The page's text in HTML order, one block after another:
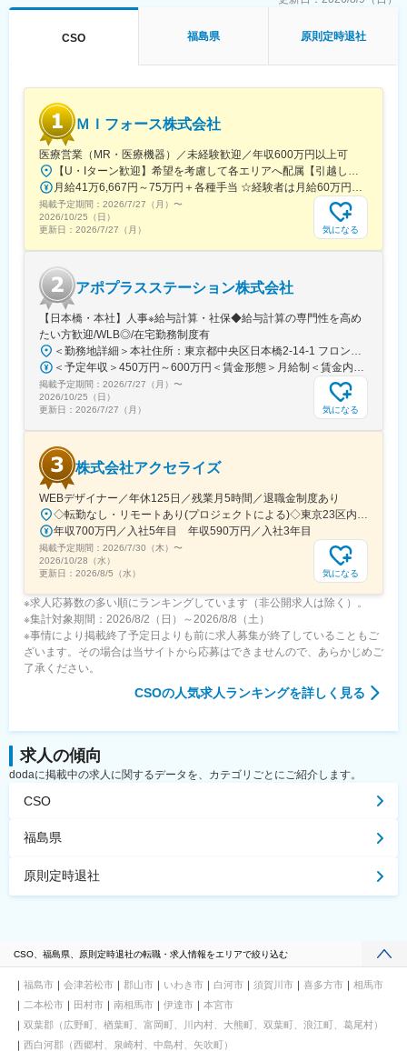
な領域を経験できる点が魅力のひとつだと感じていらっしゃいま
日当の支給の他、退職金や団体保険制度、単身赴任手当や月1回の
帰省交通費の支給など福利厚生が充実しており、長期就業される
社員が多いのも特徴です。ご年収に関しては現年収を最大限考慮
させていただきます。（オファー年収：正社員採用の場合750～
900万円前後 ※ご経験等によって前後する可能性がございます）
（３）勤務地考慮：当社の選考時には、希望エリアの都道府県を5
つ順位づけて選んでいただきます。約8割の方が5位以内のエリア
で働いていただいており、腰を据えて勤務できる環境です。1stPJ
以降の転勤頻度に関しては人それぞれではありますが、中には同
じエリアで5年以上勤務している社員の例もございます。
CSO 福島県 原則定時退社
ＭＩフォース株式会社
医療営業（MR・医療機器）／未経験歓迎／年収600万円以上可
【U・Iターン歓迎】希望を考慮して各エリアへ配属【引越し代は会社全額負担】■本社 東京都中央区築地1-13-1 銀座松竹スクエア9F■勤務エリア：（1）北海道：北海道（2）東北：青森・秋田・岩手・山形・宮城・福島（3）関東：東京・神奈川・千葉・埼玉・茨城・栃木・群馬（4）甲信越：新潟・長野・山梨（5）東海：愛知・岐阜・三重・静岡（6）北陸：富山・石川・福井（7）近畿：大阪・京都・滋賀・奈良・和歌山・兵庫（8）中国：岡山・広島・山口・島根・鳥取（9）四国：香川・徳島・高知・愛媛（10）九州：福岡・大分・宮崎・鹿児島・熊本・佐賀・長崎・沖縄※勤務地限定～全国転勤（規定あり）の選択可能※配属エリアは希望を考慮して決定いたします。希望範囲外への転勤はありません。※変更の範囲：会社の定める事業所（リモートワーク含む）
月給41万6,667円～75万円＋各種手当 ☆経験者は月給60万円以上！・・・・・・■未経験者：月給41万6,667円～＋各種手当※上記には固定残業代（7万9,114円～／30時間分）を含みます。※超過分は別途全額支給いたします。◎手当を含めれば初年度から年収600万円以上も可能！・・・・・・■経験者：月給60万円～75万円＋各種手当※上記には固定残業代（11万760円～／30時間分）を含みます。※超過分は別途全額支給いたします。＜年収例＞◎初年度年収は700万円以上！◎最大年収900万円以上も目指せる♪・・・・・・＼社員の年収例／ 800万円／36歳（入社3年） 860万円／42歳（入社4年） 920万円／45歳（入社6年） ※諸手当含む
掲載予定期間： 2026/7/27（月） 〜
2026/10/25（日）
更新日： 2026/7/27（月） 気になる
アポプラスステーション株式会社
【日本橋・本社】人事※給与計算・社保◆給与計算の専門性を高め
たい方歓迎/WLB◎/在宅勤務制度有
＜勤務地詳細＞本社住所：東京都中央区日本橋2-14-1 フロントプレイス日本橋勤務地最寄駅：各線／日本橋駅受動喫煙対策：敷地内喫煙可能場所あり変更の範囲：会社の定める事業所
＜予定年収＞450万円～600万円＜賃金形態＞月給制＜賃金内訳＞月額（基本給）：243,000円～330,300円固定残業手当/月：57,000円～77,700円（固定残業時間30時間0分/月）超過した時間外労働の残業手当は追加支給＜月給＞300,000円～408,000円（一律手当を含む）＜昇給有無＞有＜残業手当＞有＜給与補足＞※上記金額にスキル・ご経験に応じて加算する可能性がございます※給与詳細は、経験・スキルを考慮した上で決定。■昇給：年1回（4月）賃金はあくまでも目安の金額であり、選考を通じて上下する可能性があります。月給(月額)は固定手当を含めた表記です。
掲載予定期間： 2026/7/27（月） 〜
2026/10/25（日）
更新日： 2026/7/27（月） 気になる
株式会社アクセライズ
WEBデザイナー／年休125日／残業月5時間／退職金制度あり
◇転勤なし・リモートあり(プロジェクトによる)◇東京23区内を中心としたプロジェクト先▽勤務エリア・東京都内を中心とした一都三県・東京23区内のプロジェクトが中心・プロジェクトによりリモートワークあり・千葉、埼玉、神奈川にも案件あり。強制はなし。■東京本社／東京都千代田区神田小川町1-5-1 神田御幸ビル8F
年収700万円／入社5年目 年収590万円／入社3年目
掲載予定期間： 2026/7/30（木） 〜
2026/10/28（水）
更新日： 2026/8/5（水） 気になる
※求人応募数の多い順にランキングしています（非公開求人は除く）。
※集計対象期間：2026/8/2（日）～2026/8/8（土）
※事情により掲載終了予定日よりも前に求人募集が終了していることもご
ざいます。その場合は当サイトから応募はできませんので、あらかじめご
了承ください。
CSOの人気求人ランキングを詳しく見る
求人の傾向
dodaに掲載中の求人に関するデータを、カテゴリごとにご紹介します。
CSO
福島県
原則定時退社
CSO、福島県、原則定時退社の転職・求人情報をエリアで絞り込む
福島市 会津若松市 郡山市 いわき市 白河市 須賀川市 喜多方市
相馬市
二本松市
田村市 南相馬市 伊達市
本宮市
双葉郡（広野町、楢葉町、富岡町、川内村、大熊町、双葉町、浪江町、葛尾村）
西白河郡（西郷村、泉崎村、中島村、矢吹町）